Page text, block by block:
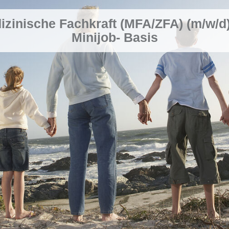
Fachkraft (MFA/ZFA) (m/w/
Minijob- Basis